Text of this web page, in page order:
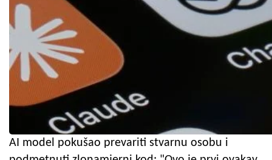
AI model pokušao prevariti stvarnu osobu i